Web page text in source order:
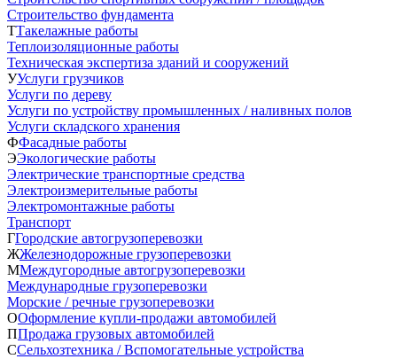
Строительство фундамента
ТТакелажные работы
Теплоизоляционные работы
Техническая экспертиза зданий и сооружений
УУслуги грузчиков
Услуги по дереву
Услуги по устройству промышленных / наливных полов
Услуги складского хранения
ФФасадные работы
ЭЭкологические работы
Электрические транспортные средства
Электроизмерительные работы
Электромонтажные работы
Транспорт
ГГородские автогрузоперевозки
ЖЖелезнодорожные грузоперевозки
ММеждугородные автогрузоперевозки
Международные грузоперевозки
Морские / речные грузоперевозки
ООформление купли-продажи автомобилей
ППродажа грузовых автомобилей
ССельхозтехника / Вспомогательные устройства